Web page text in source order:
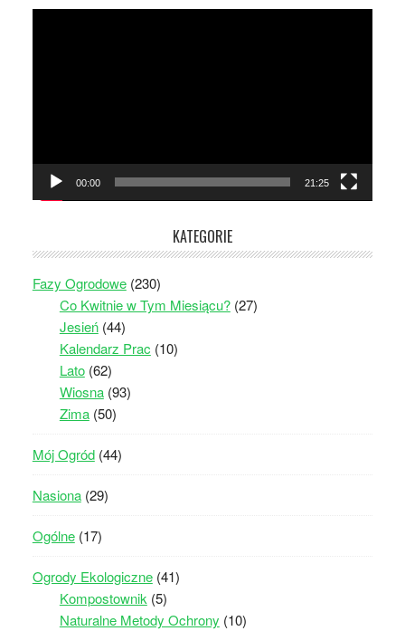
00:00 21:25
KATEGORIE
Fazy Ogrodowe(230)
Co Kwitnie w Tym Miesiącu?(27)
Jesień(44)
Kalendarz Prac (10)
Lato(62)
Wiosna(93)
Zima(50)
Mój Ogród(44)
Nasiona(29)
Ogólne(17)
Ogrody Ekologiczne(41)
Kompostownik(5)
Naturalne Metody Ochrony (10)